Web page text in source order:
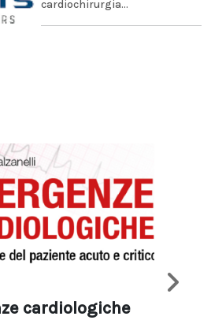
cardiochirurgia...
cardiologiche